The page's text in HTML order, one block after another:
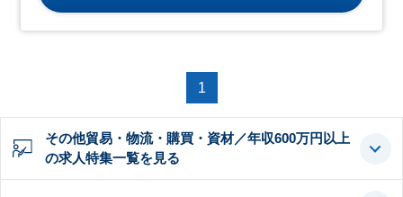
1
その他貿易・物流・購買・資材／年収600万円以上
の求人特集一覧を見る